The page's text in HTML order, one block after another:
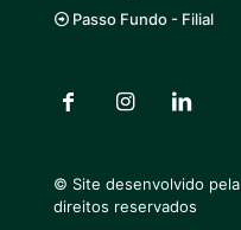
Passo Fundo - Filial
© Site desenvolvido pela
direitos reservados